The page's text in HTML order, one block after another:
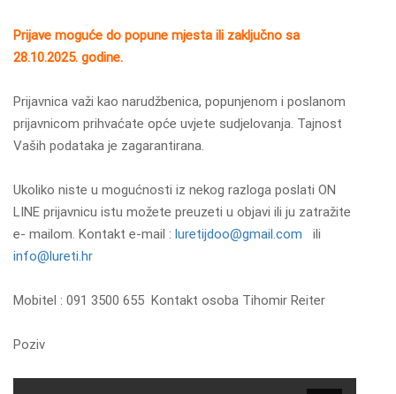
Prijave moguće do popune mjesta ili zaključno sa
28.10.2025. godine.
Prijavnica važi kao narudžbenica, popunjenom i poslanom
prijavnicom prihvaćate opće uvjete sudjelovanja. Tajnost
Vaših podataka je zagarantirana.
Ukoliko niste u mogućnosti iz nekog razloga poslati ON
LINE prijavnicu istu možete preuzeti u objavi ili ju zatražite
e- mailom. Kontakt e-mail : luretijdoo@gmail.com ili
info@lureti.hr
Mobitel : 091 3500 655 Kontakt osoba Tihomir Reiter
Poziv